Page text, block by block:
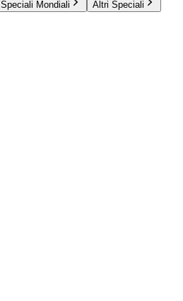
Speciali Mondiali Altri Speciali